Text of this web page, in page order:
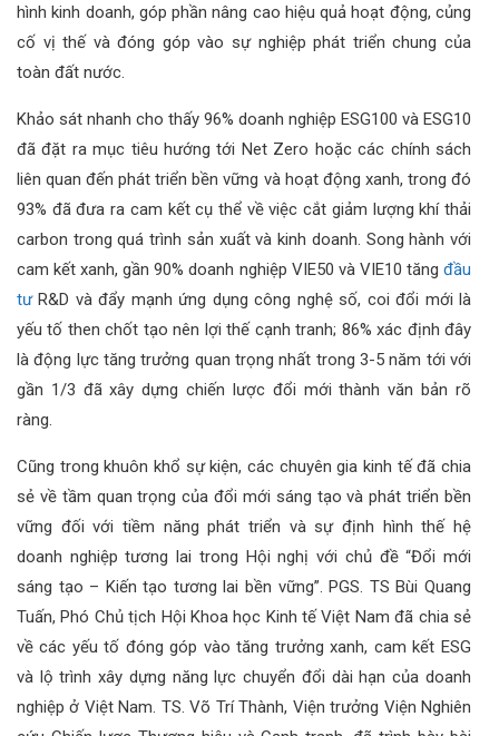
hình kinh doanh, góp phần nâng cao hiệu quả hoạt động, củng
cố vị thế và đóng góp vào sự nghiệp phát triển chung của
toàn đất nước.
Khảo sát nhanh cho thấy 96% doanh nghiệp ESG100 và ESG10
đã đặt ra mục tiêu hướng tới Net Zero hoặc các chính sách
liên quan đến phát triển bền vững và hoạt động xanh, trong đó
93% đã đưa ra cam kết cụ thể về việc cắt giảm lượng khí thải
carbon trong quá trình sản xuất và kinh doanh. Song hành với
cam kết xanh, gần 90% doanh nghiệp VIE50 và VIE10 tăng đầu
tưR&D và đẩy mạnh ứng dụng công nghệ số, coi đổi mới là
yếu tố then chốt tạo nên lợi thế cạnh tranh; 86% xác định đây
là động lực tăng trưởng quan trọng nhất trong 3-5 năm tới với
gần 1/3 đã xây dựng chiến lược đổi mới thành văn bản rõ
ràng.
Cũng trong khuôn khổ sự kiện, các chuyên gia kinh tế đã chia
sẻ về tầm quan trọng của đổi mới sáng tạo và phát triển bền
vững đối với tiềm năng phát triển và sự định hình thế hệ
doanh nghiệp tương lai trong Hội nghị với chủ đề “Đổi mới
sáng tạo – Kiến tạo tương lai bền vững”. PGS. TS Bùi Quang
Tuấn, Phó Chủ tịch Hội Khoa học Kinh tế Việt Nam đã chia sẻ
về các yếu tố đóng góp vào tăng trưởng xanh, cam kết ESG
và lộ trình xây dựng năng lực chuyển đổi dài hạn của doanh
nghiệp ở Việt Nam. TS. Võ Trí Thành, Viện trưởng Viện Nghiên